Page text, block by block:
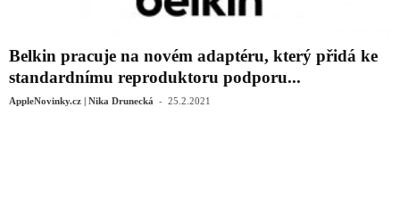
Belkin pracuje na novém adaptéru, který přidá ke
standardnímu reproduktoru podporu...
AppleNovinky.cz | Nika Drunecká - 25.2.2021